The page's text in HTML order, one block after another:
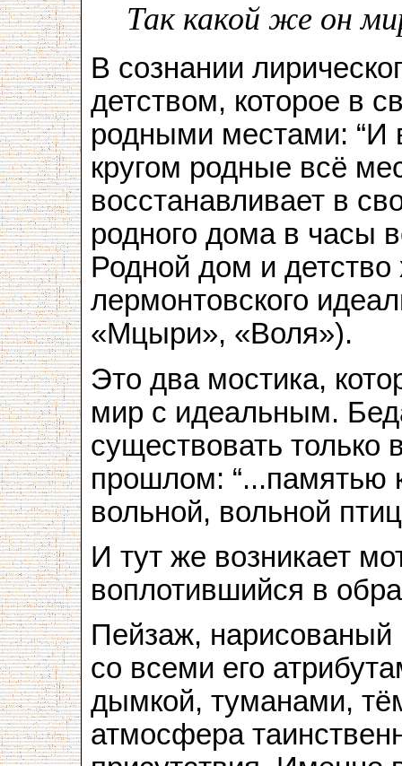
Так какой же он
В сознании
детством, которое в
родными местами: “И
кругом родные всё
восстанавливает в
родного дома в часы
Родной дом и
лермонтовского
«Мцыри», «Воля»).
Это два мостика,
мир с идеальным.
существовать только
прошлом: “...памятью
вольной, вольной
И тут же возникает
воплотившийся в
Пейзаж,
со всеми его
дымкой, туманами,
атмосфера